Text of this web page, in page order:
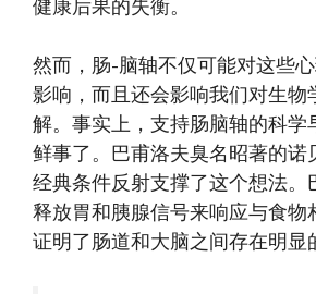
健康后果的失衡。
然而，肠-脑轴不仅可能对这些
影响，而且还会影响我们对生物
解。事实上，支持肠脑轴的科学
鲜事了。巴甫洛夫臭名昭著的诺
经典条件反射支撑了这个想法。
释放胃和胰腺信号来响应与食物
证明了肠道和大脑之间存在明显